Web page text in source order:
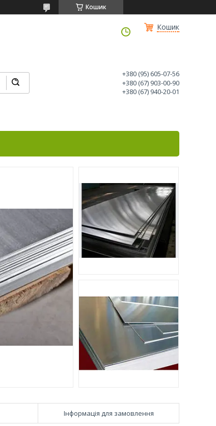
Кошик
Кошик
+380 (95) 605-07-56
+380 (67) 903-00-90
+380 (67) 940-20-01
Інформація для замовлення